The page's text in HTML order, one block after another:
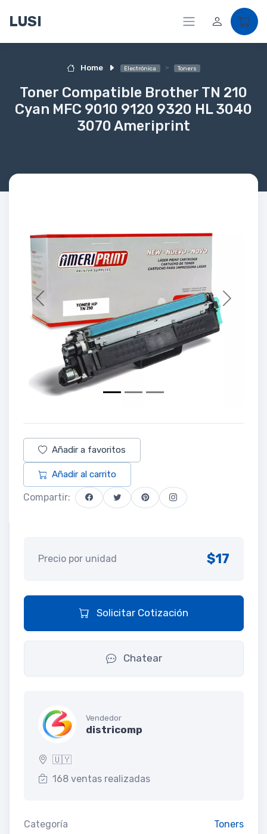
LUSI
Home Electrónica Toners
Toner Compatible Brother TN 210
Cyan MFC 9010 9120 9320 HL 3040
3070 Ameriprint
Previous Next
Añadir a favoritos
Añadir al carrito
Compartir:
Precio por unidad $17
Solicitar Cotización
Chatear
Vendedor
districomp
🇺🇾
168 ventas realizadas
Categoría Toners